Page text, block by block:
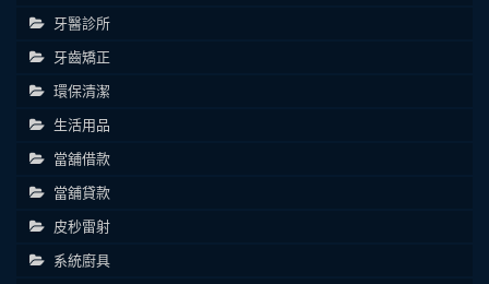
牙醫診所
牙齒矯正
環保清潔
生活用品
當舖借款
當舖貸款
皮秒雷射
系統廚具